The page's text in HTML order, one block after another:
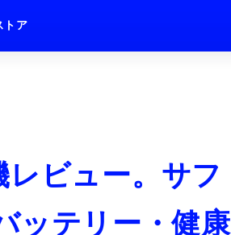
トア
ビュー。サフ
ッテリー・健康